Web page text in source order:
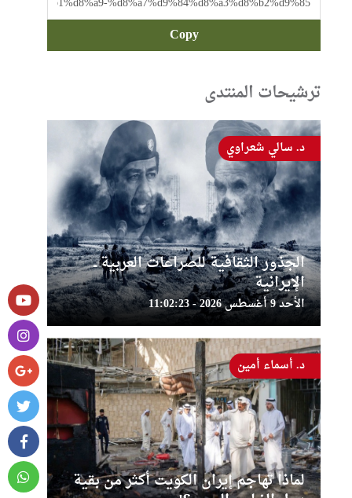
Copy
ترشيحات المنتدى
الجذور الثقافية للصراعات العربية ــ
الإيرانية
الأحد 9 أغسطس 2026 - 11:02:23
د. سالي شعراوي
لماذا تهاجم إيران الكويت أكثر من بقية
د. أسماء أمين